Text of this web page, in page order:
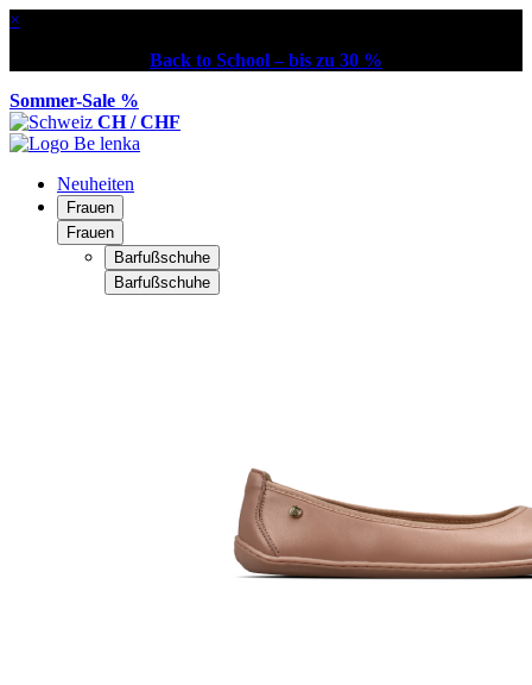
×
Back to School – bis zu 30 %
Sommer-Sale %
CH / CHF
Neuheiten
Frauen
Frauen
Barfußschuhe
Barfußschuhe